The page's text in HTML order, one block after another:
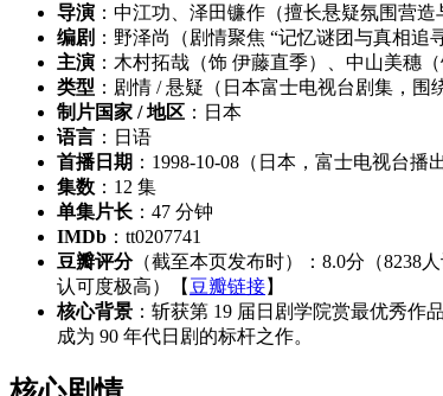
导演 ：中江功、泽田镰作（擅长悬疑氛围营
编剧 ：野泽尚（剧情聚焦 “记忆谜团与真相
主演 ：木村拓哉（饰 伊藤直季）、中山美穗
类型 ：剧情 / 悬疑（日本富士电视台剧集，围
制片国家 / 地区 ：日本
语言 ：日语
首播日期 ：1998-10-08（日本，富士电视台播出
集数 ：12 集
单集片长 ：47 分钟
IMDb ：tt0207741
豆瓣评分（截至本页发布时）：8.0分（8238
认可度极高）【 豆瓣链接】
核心背景 ：斩获第 19 届日剧学院赏最优秀
成为 90 年代日剧的标杆之作。